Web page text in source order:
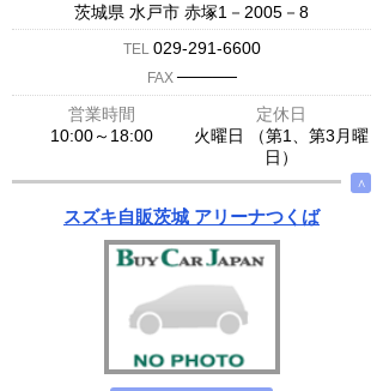
茨城県 水戸市 赤塚1－2005－8
TEL 029-291-6600
FAX ─────
営業時間
定休日
10:00～18:00
火曜日 （第1、第3月曜
日）
∧
スズキ自販茨城 アリーナつくば